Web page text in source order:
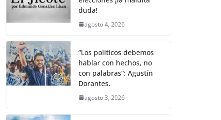
duda!
agosto 4, 2026
“Los políticos debemos
hablar con hechos, no
con palabras”: Agustín
Dorantes.
agosto 3, 2026